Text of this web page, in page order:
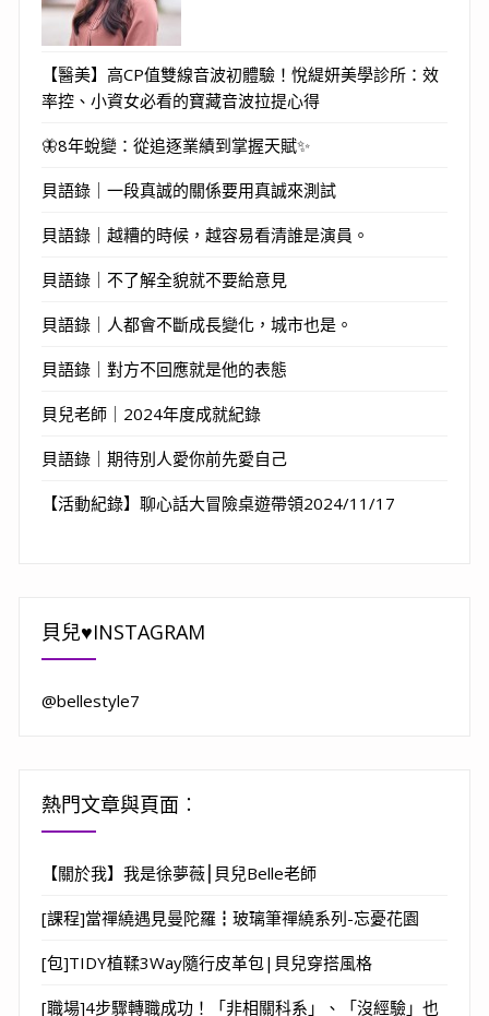
【醫美】高CP值雙線音波初體驗！悅緹妍美學診所：效
率控、小資女必看的寶藏音波拉提心得
🦋8年蛻變：從追逐業績到掌握天賦✨
貝語錄｜一段真誠的關係要用真誠來測試
貝語錄｜越糟的時候，越容易看清誰是演員。
貝語錄｜不了解全貌就不要給意見
貝語錄｜人都會不斷成長變化，城市也是。
貝語錄｜對方不回應就是他的表態
貝兒老師｜2024年度成就紀錄
貝語錄｜期待別人愛你前先愛自己
【活動紀錄】聊心話大冒險桌遊帶領2024/11/17
貝兒♥INSTAGRAM
@bellestyle7
熱門文章與頁面︰
【關於我】我是徐夢薇⎮貝兒Belle老師
[課程]當禪繞遇見曼陀羅┇玻璃筆禪繞系列-忘憂花園
[包]TIDY植鞣3Way隨行皮革包|貝兒穿搭風格
[職場]4步驟轉職成功！「非相關科系」、「沒經驗」也